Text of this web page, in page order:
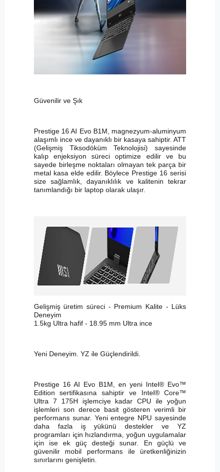
Güvenilir ve Şık
Prestige 16 AI Evo B1M, magnezyum-aluminyum
alaşımlı ince ve dayanıklı bir kasaya sahiptir. ATT
(Gelişmiş Tiksodöküm Teknolojisi) sayesinde
kalıp enjeksiyon süreci optimize edilir ve bu
sayede birleşme noktaları olmayan tek parça bir
metal kasa elde edilir. Böylece Prestige 16 serisi
size sağlamlık, dayanıklılık ve kalitenin tekrar
tanımlandığı bir laptop olarak ulaşır.
Gelişmiş üretim süreci - Premium Kalite - Lüks
Deneyim
1.5kg Ultra hafif - 18.95 mm Ultra ince
Yeni Deneyim. YZ ile Güçlendirildi.
Prestige 16 AI Evo B1M, en yeni Intel® Evo™
Edition sertifikasına sahiptir ve Intel® Core™
Ultra 7 175H işlemciye kadar CPU ile yoğun
işlemleri son derece basit gösteren verimli bir
performans sunar. Yeni entegre NPU sayesinde
daha fazla iş yükünü destekler ve YZ
programları için hızlandırma, yoğun uygulamalar
için ise ek güç desteği sunar. En güçlü ve
güvenilir mobil performans ile üretkenliğinizin
sınırlarını genişletin.